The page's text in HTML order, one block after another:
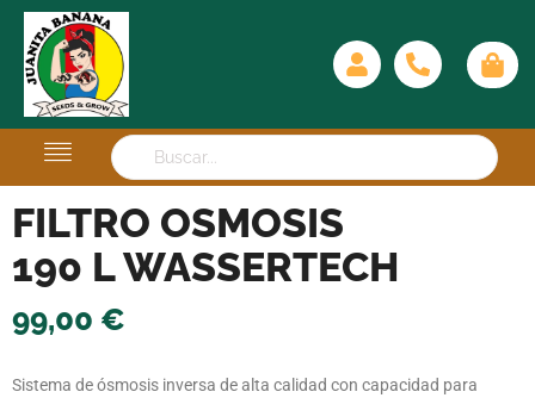
FILTRO OSMOSIS
190 L WASSERTECH
99,00 €
Sistema de ósmosis inversa de alta calidad con capacidad para